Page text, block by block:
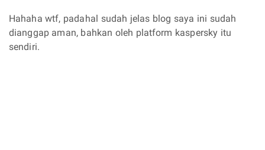
Hahaha wtf, padahal sudah jelas blog saya ini sudah
dianggap aman, bahkan oleh platform kaspersky itu
sendiri.